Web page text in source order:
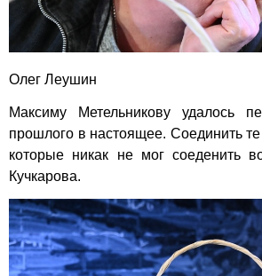
Олег Леушин
Максиму Метельникову удалось
прошлого в настоящее. Соединить
которые никак не мог соеденить
Кучкарова.